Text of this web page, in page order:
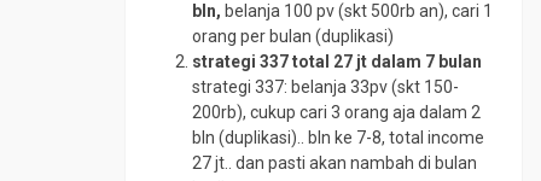
bln, belanja 100 pv (skt 500rb an), cari 1
orang per bulan (duplikasi)
strategi 337 total 27 jt dalam 7 bulan
strategi 337: belanja 33pv (skt 150-
200rb), cukup cari 3 orang aja dalam 2
bln (duplikasi).. bln ke 7-8, total income
27 jt.. dan pasti akan nambah di bulan